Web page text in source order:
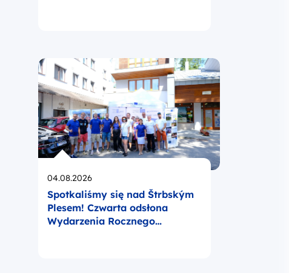
Opublikowano
04.08.2026
Spotkaliśmy się nad Štrbským
Plesem! Czwarta odsłona
Wydarzenia Rocznego